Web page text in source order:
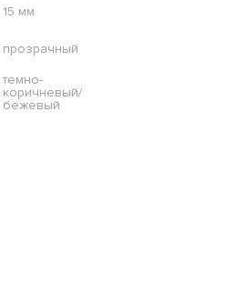
15 мм
прозрачный
темно-
коричневый/
бежевый